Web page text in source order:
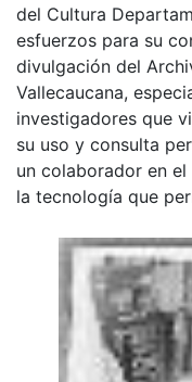
del Cultura
esfuerzos para su
divulgación del
Vallecaucana,
investigadores que
su uso y consulta
un colaborador en
la tecnología que